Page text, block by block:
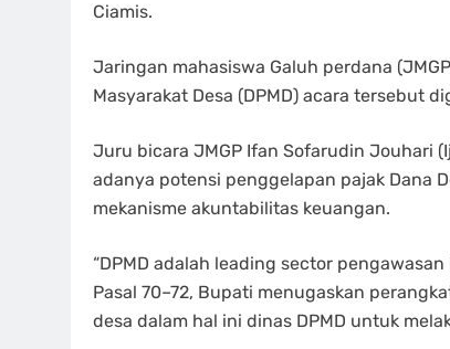
Ciamis.
Jaringan mahasiswa Galuh perdana
Masyarakat Desa (DPMD) acara tersebut
Juru bicara JMGP Ifan Sofarudin Jouhari
adanya potensi penggelapan pajak Dana
mekanisme akuntabilitas keuangan.
“DPMD adalah leading sector
Pasal 70–72, Bupati menugaskan
desa dalam hal ini dinas DPMD untuk